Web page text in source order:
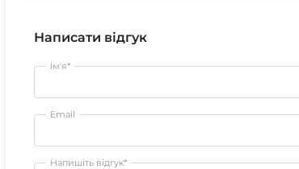
Написати відгук
Ім'я*
Email
Напишіть відгук*